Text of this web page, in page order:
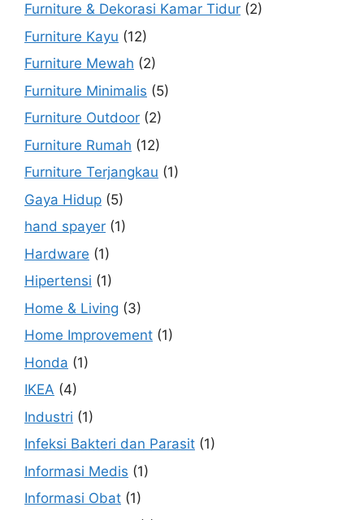
Furniture & Dekorasi Kamar Tidur (2)
Furniture Kayu (12)
Furniture Mewah (2)
Furniture Minimalis (5)
Furniture Outdoor (2)
Furniture Rumah (12)
Furniture Terjangkau (1)
Gaya Hidup (5)
hand spayer (1)
Hardware (1)
Hipertensi (1)
Home & Living (3)
Home Improvement (1)
Honda (1)
IKEA (4)
Industri (1)
Infeksi Bakteri dan Parasit (1)
Informasi Medis (1)
Informasi Obat (1)